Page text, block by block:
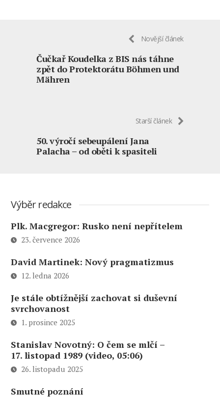
Novější článek
Čučkař Koudelka z BIS nás táhne
zpět do Protektorátu Böhmen und
Mähren
Starší článek
50. výročí sebeupálení Jana
Palacha – od oběti k spasiteli
Výběr redakce
Plk. Macgregor: Rusko není nepřítelem
23. července 2026
David Martinek: Nový pragmatizmus
12. ledna 2026
Je stále obtížnější zachovat si duševní
svrchovanost
1. prosince 2025
Stanislav Novotný: O čem se mlčí –
17. listopad 1989 (video, 05:06)
26. listopadu 2025
Smutné poznání